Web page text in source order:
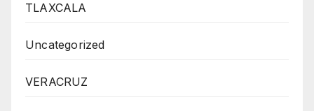
TLAXCALA
Uncategorized
VERACRUZ